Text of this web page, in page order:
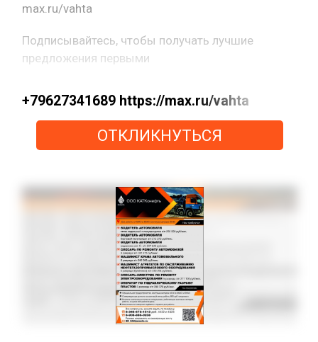
max.ru/vahta
Подписывайтесь, чтобы получать лучшие
предложения первыми
+79627341689 https://max.ru/vahta
ОТКЛИКНУТЬСЯ